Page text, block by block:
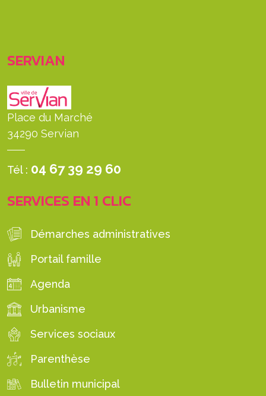
SERVIAN
Place du Marché
34290 Servian
Tél : 04 67 39 29 60
SERVICES EN 1 CLIC
Démarches administratives
Portail famille
Agenda
Urbanisme
Services sociaux
Parenthèse
Bulletin municipal